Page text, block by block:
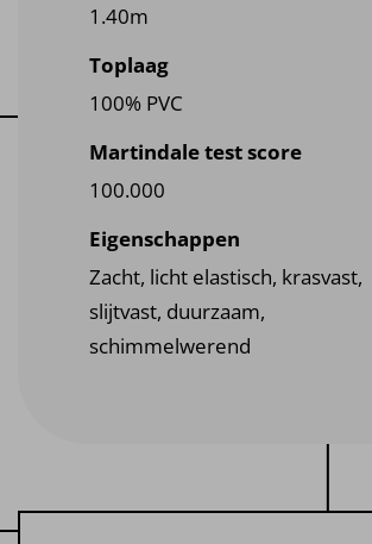
1.40m
Toplaag
100% PVC
Martindale test score
100.000
Eigenschappen
Zacht, licht elastisch, krasvast,
slijtvast, duurzaam,
schimmelwerend